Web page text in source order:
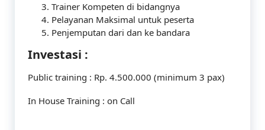
Trainer Kompeten di bidangnya
Pelayanan Maksimal untuk peserta
Penjemputan dari dan ke bandara
Investasi :
Public training : Rp. 4.500.000 (minimum 3 pax)
In House Training : on Call